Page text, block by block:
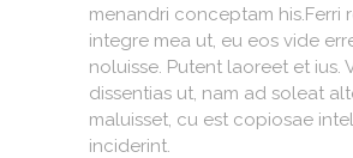
menandri conceptam his.Ferri
integre mea ut, eu eos vide
noluisse. Putent laoreet et ius.
dissentias ut, nam ad soleat
maluisset, cu est copiosae
inciderint.